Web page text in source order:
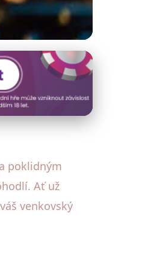
poklidným
Ať už
venkovský